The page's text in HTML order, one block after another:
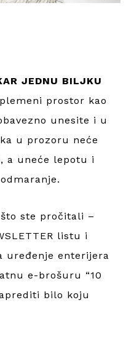
JEDNU BILJKU
prostor kao
unesite i u
u prozoru neće
a uneće lepotu i
ste pročitali –
listu i
uređenje enterijera
e-brošuru “10
bilo koju